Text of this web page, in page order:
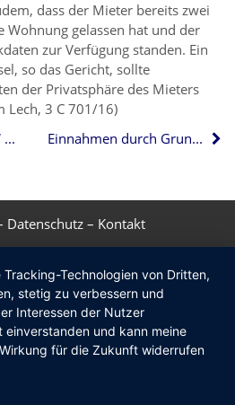
dass der Mieter bereits zwei
Wohnung gelassen hat und der
zur Verfügung standen. Ein
so das Gericht, sollte
der Privatsphäre des Mieters
Lech, 3 C 701/16)
Immobilienboom: DIW prognostiziert Ende
Einnahmen durch Grunderwerbsteuer auf Rekordhoch
Datenschutz – Kontakt
Technologien von Dritten,
stetig zu verbessern und
Interessen der Nutzer
und kann meine
für die Zukunft widerrufen